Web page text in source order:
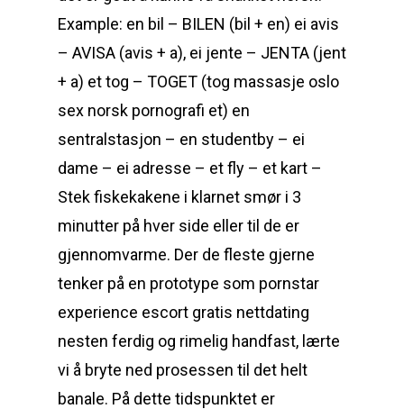
Example: en bil – BILEN (bil + en) ei avis
– AVISA (avis + a), ei jente – JENTA (jent
+ a) et tog – TOGET (tog massasje oslo
sex norsk pornografi et) en
sentralstasjon – en studentby – ei
dame – ei adresse – et fly – et kart –
Stek fiskekakene i klarnet smør i 3
minutter på hver side eller til de er
gjennomvarme. Der de fleste gjerne
tenker på en prototype som pornstar
experience escort gratis nettdating
nesten ferdig og rimelig handfast, lærte
vi å bryte ned prosessen til det helt
banale. På dette tidspunktet er